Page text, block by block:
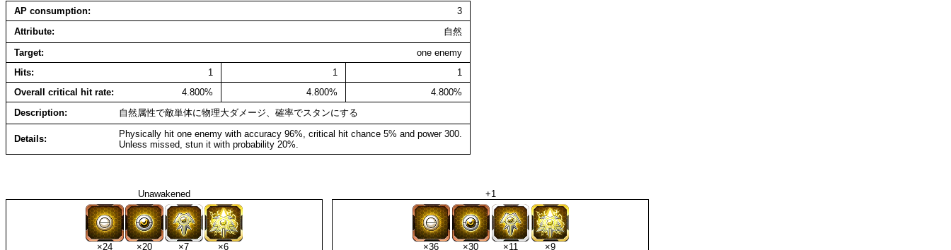
AP consumption
3
Attribute
自然
Target
one enemy
Hits
1 1
1
Overall critical hit rate
4.800% 4.800%
4.800%
Description
自然属性で敵単体に物理大ダメージ、確率でスタンにする
Details
Physically hit one enemy with accuracy 96%, critical hit chance 5% and power 300.
Unless missed, stun it with probability 20%.
Unawakened
×24 ×20 ×7
×6
+1
×36 ×30 ×11
×9